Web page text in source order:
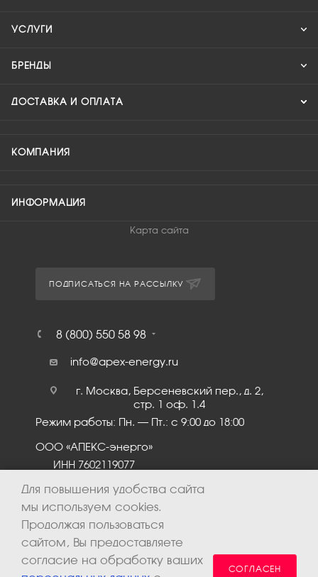
УСЛУГИ
БРЕНДЫ
ДОСТАВКА И ОПЛАТА
КОМПАНИЯ
ИНФОРМАЦИЯ
Карта сайта
ПОДПИСАТЬСЯ НА РАССЫЛКУ
8 (800) 550 58 98
info@apex-energy.ru
г. Москва, Берсеневский пер., д. 2,
стр. 1 оф. 1.4
Режим работы: Пн. – Пт.: с 9:00 до 18:00
ООО «АПЕКС-энерго»
ИНН 7602119077
Для повышения удобства сайта
мы используем cookies.
Продолжая пользоваться
сайтом, Вы предоставляете
согласие на обработку ваших
СОГЛАСЕН